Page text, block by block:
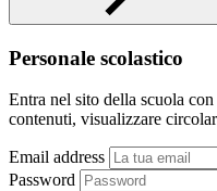
Personale scolastico
Entra nel sito della scuola
contenuti, visualizzare
Email address
Password